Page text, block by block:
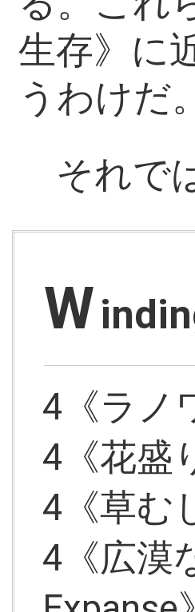
生存》に
うわけだ。
それで
W
4《ラノ
4《花盛
4《草む
4《広漠